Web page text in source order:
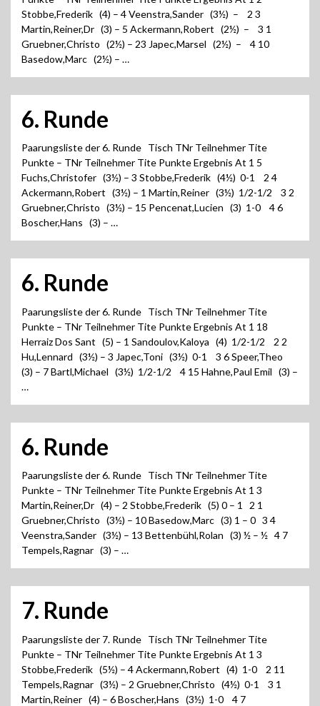
Stobbe,Frederik (4) – 4 Veenstra,Sander (3½) – 2 3
Martin,Reiner,Dr (3) – 5 Ackermann,Robert (2½) – 3 1
Gruebner,Christo (2½) – 23 Japec,Marsel (2½) – 4 10
Basedow,Marc (2½) – …
6. Runde
Paarungsliste der 6. Runde Tisch TNr Teilnehmer Tite
Punkte – TNr Teilnehmer Tite Punkte Ergebnis At 1 5
Fuchs,Christofer (3½) – 3 Stobbe,Frederik (4½) 0-1 2 4
Ackermann,Robert (3½) – 1 Martin,Reiner (3½) 1/2-1/2 3 2
Gruebner,Christo (3½) – 15 Pencenat,Lucien (3) 1-0 4 6
Boscher,Hans (3) – …
6. Runde
Paarungsliste der 6. Runde Tisch TNr Teilnehmer Tite
Punkte – TNr Teilnehmer Tite Punkte Ergebnis At 1 18
Herraiz Dos Sant (5) – 1 Sandoulov,Kaloya (4) 1/2-1/2 2 2
Hu,Lennard (3½) – 3 Japec,Toni (3½) 0-1 3 6 Speer,Theo
(3) – 7 Bartl,Michael (3½) 1/2-1/2 4 15 Hahne,Paul Emil (3) –
…
6. Runde
Paarungsliste der 6. Runde Tisch TNr Teilnehmer Tite
Punkte – TNr Teilnehmer Tite Punkte Ergebnis At 1 3
Martin,Reiner,Dr (4) – 2 Stobbe,Frederik (5) 0 – 1 2 1
Gruebner,Christo (3½) – 10 Basedow,Marc (3) 1 – 0 3 4
Veenstra,Sander (3½) – 13 Bettenbühl,Rolan (3) ½ – ½ 4 7
Tempels,Ragnar (3) – …
7. Runde
Paarungsliste der 7. Runde Tisch TNr Teilnehmer Tite
Punkte – TNr Teilnehmer Tite Punkte Ergebnis At 1 3
Stobbe,Frederik (5½) – 4 Ackermann,Robert (4) 1-0 2 11
Tempels,Ragnar (3½) – 2 Gruebner,Christo (4½) 0-1 3 1
Martin,Reiner (4) – 6 Boscher,Hans (3½) 1-0 4 7